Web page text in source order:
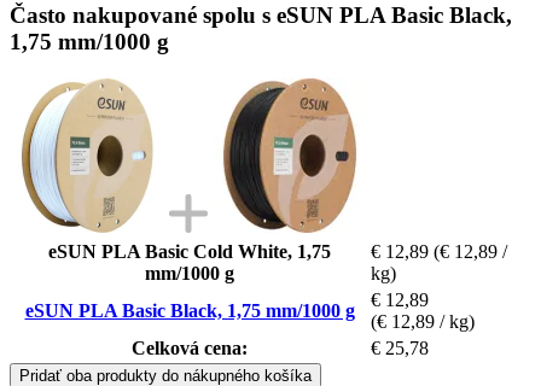
Často nakupované spolu s eSUN PLA Basic Black,
1,75 mm/1000 g
eSUN PLA Basic Cold White, 1,75
mm/1000 g
€ 12,89 (€ 12,89 /
kg)
eSUN PLA Basic Black, 1,75 mm/1000 g
€ 12,89
(€ 12,89 / kg)
Celková cena:
€ 25,78
Pridať oba produkty do nákupného košíka